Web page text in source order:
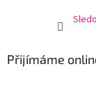
Přijímáme